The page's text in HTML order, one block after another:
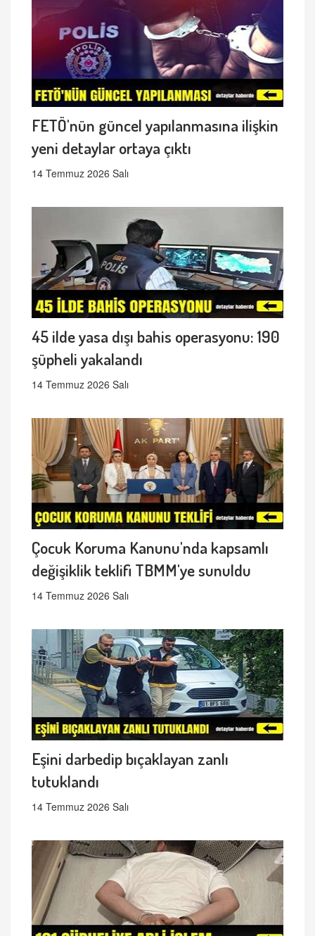
FETÖ'nün güncel yapılanmasına ilişkin
yeni detaylar ortaya çıktı
14 Temmuz 2026 Salı
45 ilde yasa dışı bahis operasyonu: 190
şüpheli yakalandı
14 Temmuz 2026 Salı
Çocuk Koruma Kanunu'nda kapsamlı
değişiklik teklifi TBMM'ye sunuldu
14 Temmuz 2026 Salı
Eşini darbedip bıçaklayan zanlı
tutuklandı
14 Temmuz 2026 Salı